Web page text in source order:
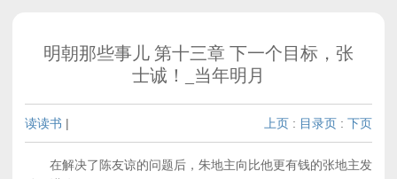
明朝那些事儿 第十三章 下一个目标，张
士诚！_当年明月
读读书 | 上页 : 目录页 : 下页
在解决了陈友谅的问题后，朱地主向比他更有钱的张地主发